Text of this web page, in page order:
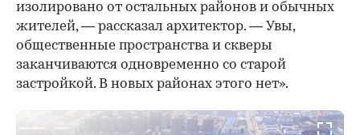
изолировано от остальных районов и обычных
жителей, — рассказал архитектор. — Увы,
общественные пространства и скверы
заканчиваются одновременно со старой
застройкой. В новых районах этого нет».